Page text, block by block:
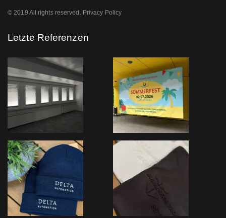
© 2019 All rights reserved. Privacy Policy
Letzte Referenzen